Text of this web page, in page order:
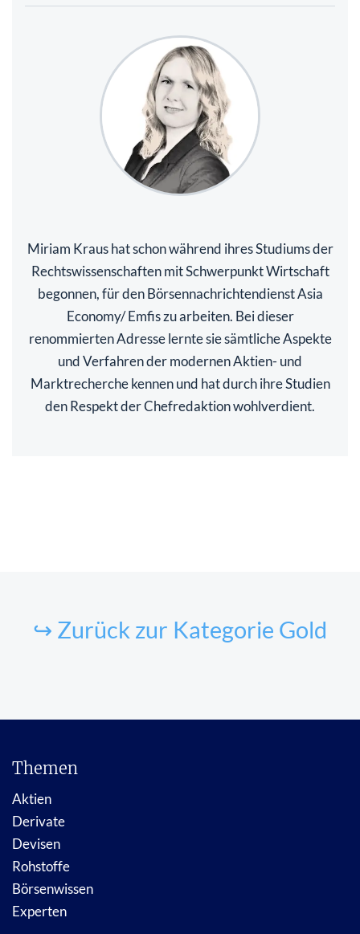
Miriam Kraus hat schon während ihres Studiums der
Rechtswissenschaften mit Schwerpunkt Wirtschaft
begonnen, für den Börsennachrichtendienst Asia
Economy/ Emfis zu arbeiten. Bei dieser
renommierten Adresse lernte sie sämtliche Aspekte
und Verfahren der modernen Aktien- und
Marktrecherche kennen und hat durch ihre Studien
den Respekt der Chefredaktion wohlverdient.
↪ Zurück zur Kategorie Gold
Themen
Aktien
Derivate
Devisen
Rohstoffe
Börsenwissen
Experten